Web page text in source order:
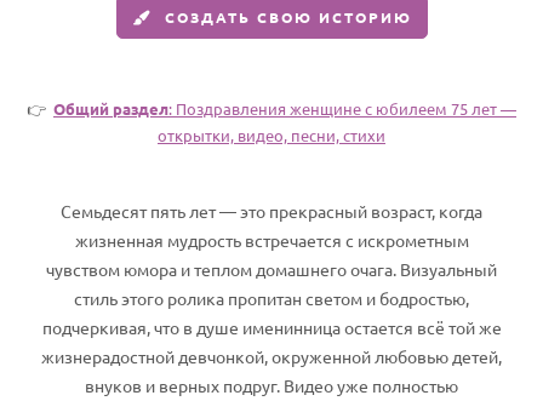
Женщине
Маме
Все родственники
ПЕРСОНАЛЬНЫЕ
Пожелания
По именам
СОЗДАТЬ СВОЮ ИСТОРИЮ
👉 Общий раздел: Поздравления женщине с юбилеем 75 лет —
открытки, видео, песни, стихи
Семьдесят пять лет — это прекрасный возраст, когда
жизненная мудрость встречается с искрометным
чувством юмора и теплом домашнего очага. Визуальный
стиль этого ролика пропитан светом и бодростью,
подчеркивая, что в душе именинница остается всё той же
жизнерадостной девчонкой, окруженной любовью детей,
внуков и верных подруг. Видео уже полностью